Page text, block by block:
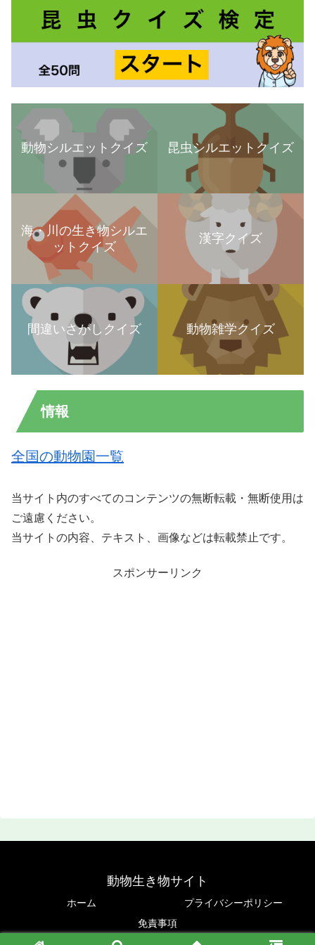
動物シルエットクイズ 昆虫シルエットクイズ
海・川の生き物シルエ
ットクイズ
漢字クイズ
間違いさがしクイズ 動物雑学クイズ
情報
全国の動物園一覧
当サイト内のすべてのコンテンツの無断転載・無断使用は
ご遠慮ください。
当サイトの内容、テキスト、画像などは転載禁止です。
スポンサーリンク
動物生き物サイト
ホーム
プライバシーポリシー
免責事項